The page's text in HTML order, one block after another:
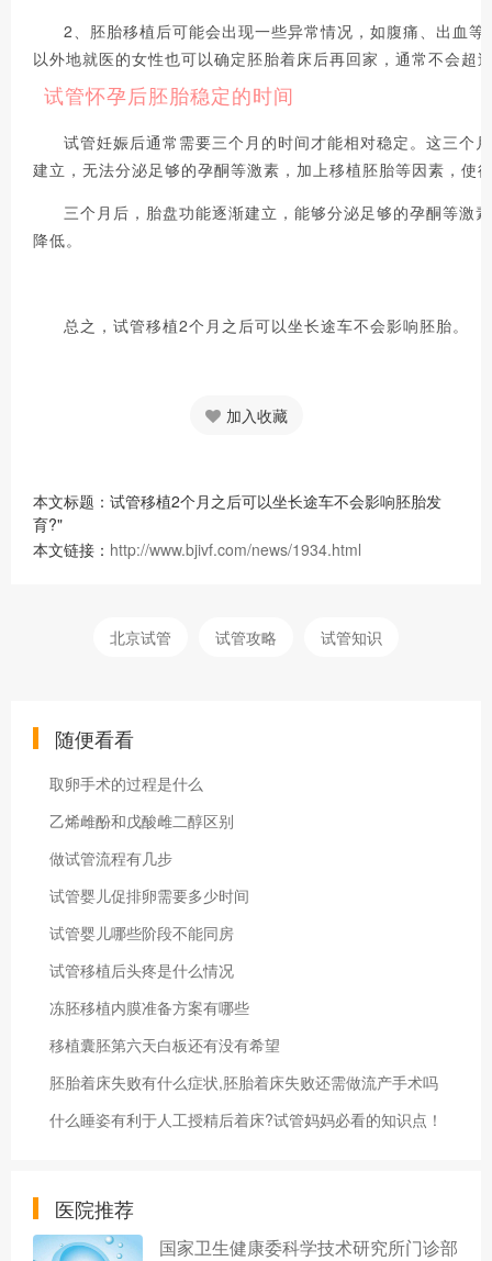
2、胚胎移植后可能会出现一些异常情况，如腹痛、出血
以外地就医的女性也可以确定胚胎着床后再回家，通常不会超
试管怀孕后胚胎稳定的时间
试管妊娠后通常需要三个月的时间才能相对稳定。这三个
建立，无法分泌足够的孕酮等激素，加上移植胚胎等因素，使
三个月后，胎盘功能逐渐建立，能够分泌足够的孕酮等激
降低。
总之，试管移植2个月之后可以坐长途车不会影响胚胎。
加入收藏
本文标题：试管移植2个月之后可以坐长途车不会影响胚胎发
育?"
本文链接： http://www.bjivf.com/news/1934.html
北京试管 试管攻略 试管知识
随便看看
取卵手术的过程是什么
乙烯雌酚和戊酸雌二醇区别
做试管流程有几步
试管婴儿促排卵需要多少时间
试管婴儿哪些阶段不能同房
试管移植后头疼是什么情况
冻胚移植内膜准备方案有哪些
移植囊胚第六天白板还有没有希望
胚胎着床失败有什么症状,胚胎着床失败还需做流产手术吗
什么睡姿有利于人工授精后着床?试管妈妈必看的知识点！
医院推荐
国家卫生健康委科学技术研究所门诊部